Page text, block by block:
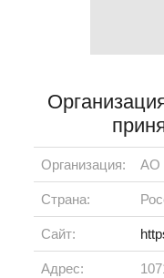
Организация: АО
Страна:
Сайт:
Адрес: